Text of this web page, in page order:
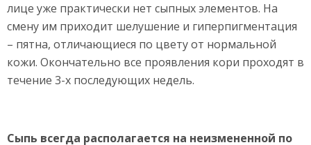
лице уже практически нет сыпных элементов. На
смену им приходит шелушение и гиперпигментация
– пятна, отличающиеся по цвету от нормальной
кожи. Окончательно все проявления кори проходят в
течение 3-х последующих недель.
Сыпь всегда располагается на неизмененной по